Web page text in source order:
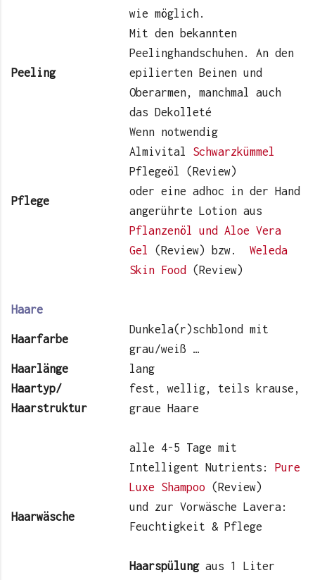
wie möglich.
Peeling
Mit den bekannten
Peelinghandschuhen. An den
epilierten Beinen und
Oberarmen, manchmal auch
das Dekolleté
Pflege
Wenn notwendig
Almivital Schwarzkümmel
Pflegeöl (Review)
oder eine adhoc in der Hand
angerührte Lotion aus
Pflanzenöl und Aloe Vera
Gel
(Review) bzw. Weleda
Skin Food (Review)
Haare
Haarfarbe
Dunkela(r)schblond mit
grau/weiß …
Haarlänge
lang
Haartyp/
Haarstruktur
fest, wellig, teils krause,
graue Haare
Haarwäsche
alle 4-5 Tage mit
Intelligent Nutrients: Pure
Luxe Shampoo (Review)
und zur Vorwäsche Lavera:
Feuchtigkeit & Pflege
Haarspülung aus 1 Liter